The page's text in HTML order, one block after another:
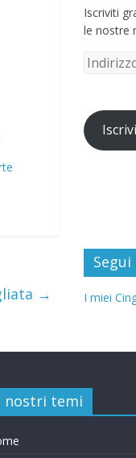
→
Iscriviti
le nostre
I miei
nostri temi